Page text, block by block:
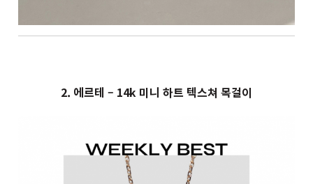
2. 에르테 – 14k 미니 하트 텍스쳐 목걸이